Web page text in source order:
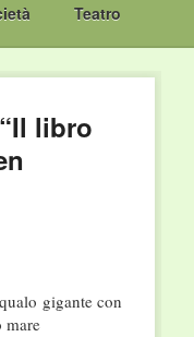
Teatro
libro
gigante con
mare